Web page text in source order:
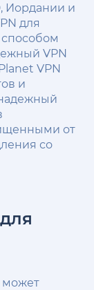
Иордании и
для
VPN
VPN
и
от
со
может